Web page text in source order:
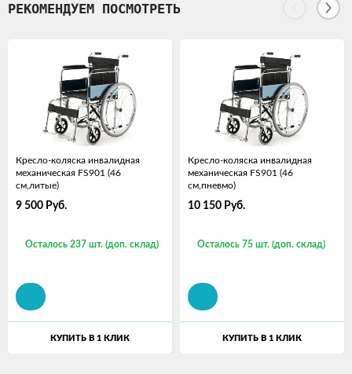
РЕКОМЕНДУЕМ ПОСМОТРЕТЬ
Кресло-коляска инвалидная
механическая FS901 (46
см,литые)
9 500 Руб.
Осталось 237 шт. (доп. склад)
КУПИТЬ В 1 КЛИК
Кресло-коляска инвалидная
механическая FS901 (46
см,пневмо)
10 150 Руб.
Осталось 75 шт. (доп. склад)
КУПИТЬ В 1 КЛИК